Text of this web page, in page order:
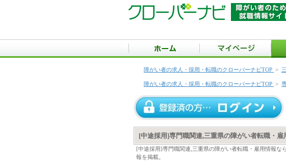
障がい者の求人・採用・転職のクローバーナビTOP >
障がい者の求人・採用・転職のクローバーナビTOP >
[中途採用]専門職関連,三重県の障がい者転職・雇
[中途採用]専門職関連,三重県の障がい者転職・雇用情報
報を掲載。